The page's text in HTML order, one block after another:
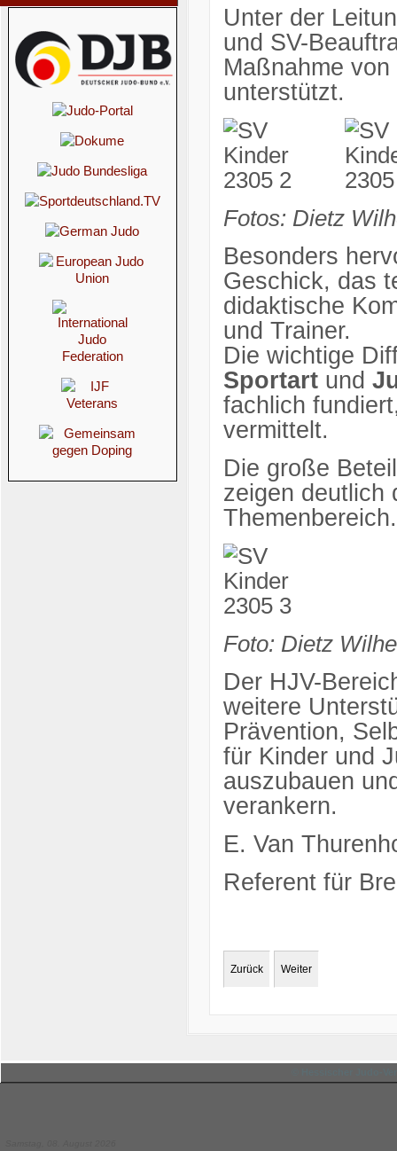
Unter der
und SV-
Maßnahme
unterstützt.
Fotos: Dietz
Besonders
Geschick, das
didaktische
und Trainer.
Die wichtige
Sportartund
fachlich
vermittelt.
Die große
zeigen deutlich
Themenbereich.
Foto: Dietz
Der HJV-
weitere
Prävention,
für Kinder und
auszubauen
verankern.
E. Van
Referent für
Zurück Weiter